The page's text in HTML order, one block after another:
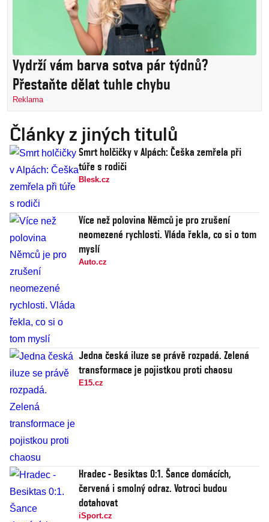
Vydrží vám barva sotva pár týdnů?
Přestaňte dělat tuhle chybu
Reklama
Články z jiných titulů
Smrt holčičky v Alpách: Češka zemřela při
túře s rodiči
Blesk.cz
Více než polovina Němců je pro zrušení
neomezené rychlosti. Vláda řekla, co si o tom
myslí
Auto.cz
Jedna česká iluze se právě rozpadá. Zelená
transformace je pojistkou proti chaosu
E15.cz
Hradec - Besiktas 0:1. Šance domácích,
červená i smolný odraz. Votroci budou
dotahovat
iSport.cz